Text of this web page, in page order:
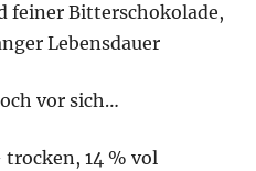
feiner Bitterschokolade,
Lebensdauer
vor sich…
14 % vol